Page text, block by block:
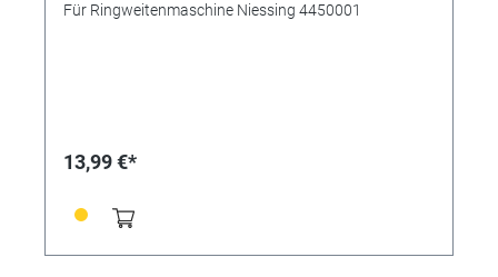
Für Ringweitenmaschine Niessing 4450001
13,99 €*